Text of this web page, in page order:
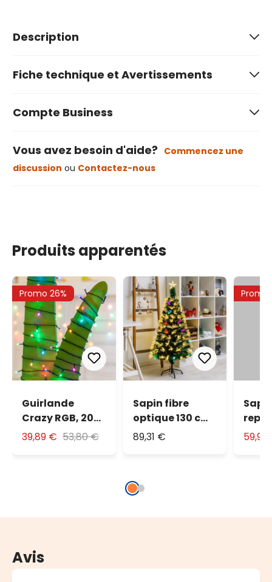
Description
Fiche technique et Avertissements
Compte Business
Vous avez besoin d'aide? Commencez une
discussion ou Contactez-nous
Produits apparentés
Promo 26%
Guirlande
Crazy RGB, 200
led
39,89 € 53,80 €
Sapin fibre
optique 130 cm,
led blanc chaud
89,31 €
Promo
cm,
Avis